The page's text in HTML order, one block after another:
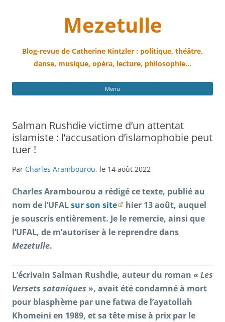
Mezetulle
Blog-revue de Catherine Kintzler : politique, théâtre,
danse, musique, opéra, lecture, philosophie…
Menu
Salman Rushdie victime d’un attentat
islamiste : l’accusation d’islamophobie peut
tuer !
Par Charles Arambourou, le 14 août 2022
Charles Arambourou a rédigé ce texte, publié au
nom de l’UFALsur son site
hier 13 août, auquel
je souscris entièrement. Je le remercie, ainsi que
l’UFAL, de m’autoriser à le reprendre dans
Mezetulle.
L’écrivain Salman Rushdie, auteur du roman « Les
Versets sataniques », avait été condamné à mort
pour blasphème par une fatwa de l’ayatollah
Khomeini en 1989, et sa tête mise à prix par le